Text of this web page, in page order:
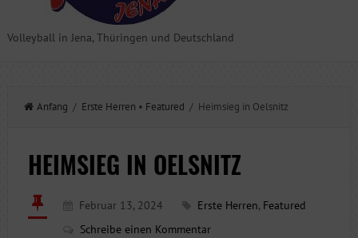
Volleyball in Jena, Thüringen und Deutschland
Anfang / Erste Herren • Featured / Heimsieg in Oelsnitz
HEIMSIEG IN OELSNITZ
Februar 13, 2024 Erste Herren, Featured
Schreibe einen Kommentar